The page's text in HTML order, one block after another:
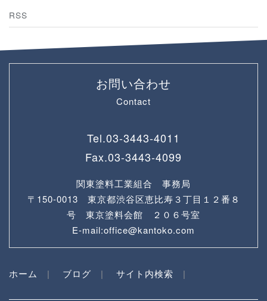
RSS
お問い合わせ
Contact
Tel.03-3443-4011
Fax.03-3443-4099
関東塗料工業組合 事務局
〒150-0013 東京都渋谷区恵比寿３丁目１２番８
号 東京塗料会館 ２０６号室
E-mail:office@kantoko.com
ホーム ブログ サイト内検索